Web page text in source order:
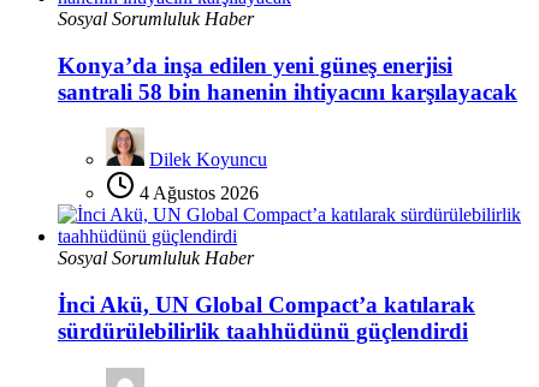
Sosyal Sorumluluk Haber
Konya’da inşa edilen yeni güneş enerjisi
santrali 58 bin hanenin ihtiyacını karşılayacak
Dilek Koyuncu
4 Ağustos 2026
Sosyal Sorumluluk Haber
İnci Akü, UN Global Compact’a katılarak
sürdürülebilirlik taahhüdünü güçlendirdi